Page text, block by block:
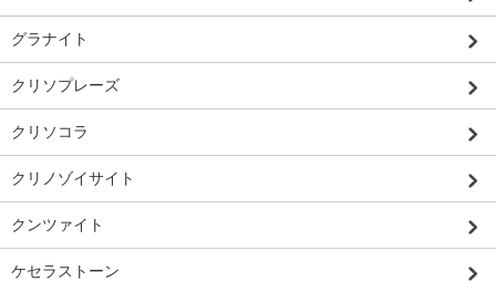
グラナイト
クリソプレーズ
クリソコラ
クリノゾイサイト
クンツァイト
ケセラストーン